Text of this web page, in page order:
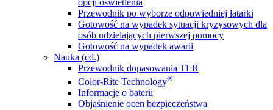
opcji oświetlenia
Przewodnik po wyborze odpowiedniej latarki
Gotowość na wypadek sytuacji kryzysowych dla
osób udzielających pierwszej pomocy
Gotowość na wypadek awarii
Nauka (cd.)
Przewodnik dopasowania TLR
Color-Rite Technology®
Informacje o baterii
Objaśnienie ocen bezpieczeństwa